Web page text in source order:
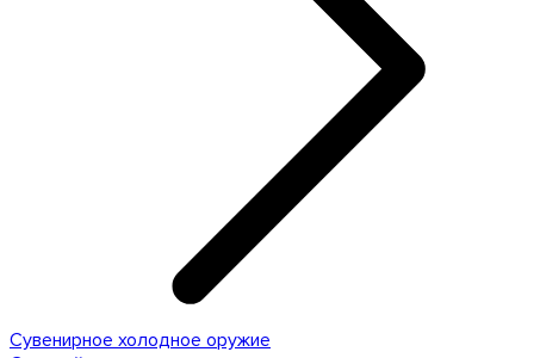
Сувенирное холодное оружие